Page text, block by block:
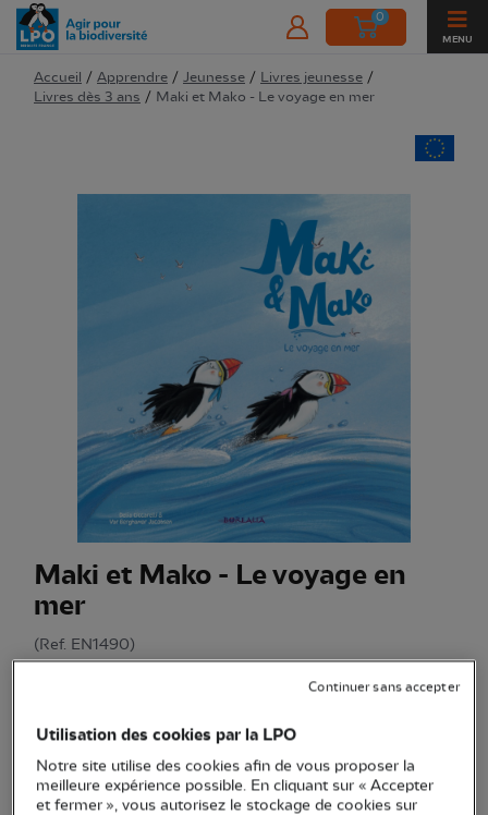
0
MENU
Accueil / Apprendre / Jeunesse / Livres jeunesse /
Livres dès 3 ans / Maki et Mako - Le voyage en mer
Maki et Mako - Le voyage en
mer
(Ref. EN1490)
illustrations éclatantes qui émerveillera petits et grands.
Voir plus
Utilisation des cookies par la LPO
Notre site utilise des cookies afin de vous proposer la
meilleure expérience possible. En cliquant sur « Accepter
et fermer », vous autorisez le stockage de cookies sur
Continuer sans accepter